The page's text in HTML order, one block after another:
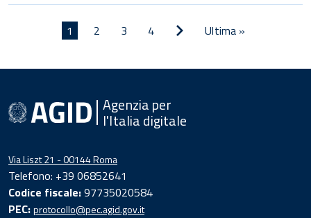
Paginazione
Pagina
attuale
1 Pagina
2 Pagina
3 Pagina
4 Pagina
Ultima
Ultima »
Agenzia per
l'Italia digitale
Via Liszt 21 - 00144 Roma
Telefono: +39 06852641
Codice fiscale:97735020584
PEC:protocollo@pec.agid.gov.it